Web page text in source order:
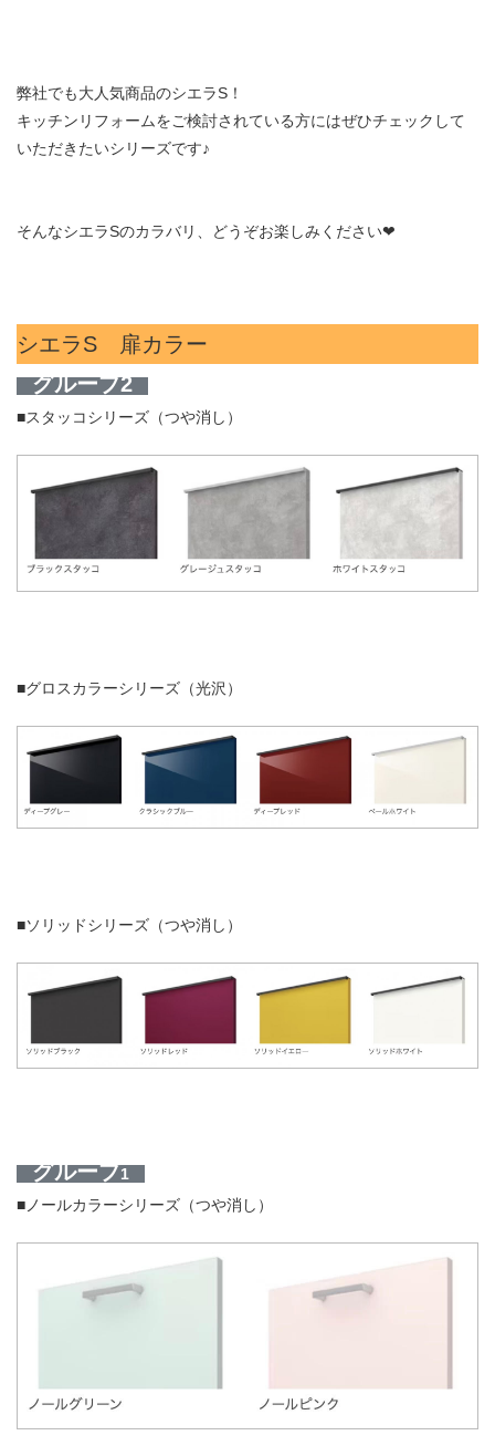
弊社でも大人気商品のシエラS！
キッチンリフォームをご検討されている方にはぜひチェックして
いただきたいシリーズです♪
そんなシエラSのカラバリ、どうぞお楽しみください❤︎
シエラS 扉カラー
グループ2
■スタッコシリーズ（つや消し）
■グロスカラーシリーズ（光沢）
■ソリッドシリーズ（つや消し）
グループ1
■ノールカラーシリーズ（つや消し）